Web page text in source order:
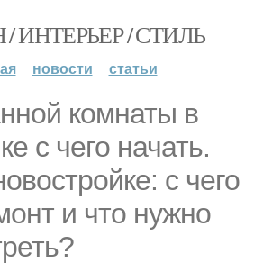
ИНТЕРЬЕР / СТИЛЬ
новости статьи
комнаты в
с чего начать.
с чего
и что нужно